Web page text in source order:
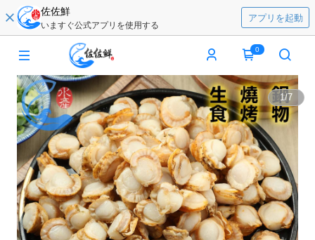
佐佐鮮
いますぐ公式アプリを使用する
アプリを起動
0
1/7